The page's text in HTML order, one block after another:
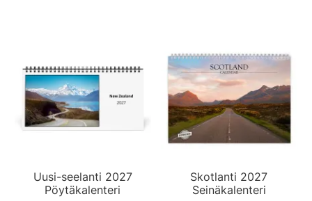
Uusi-seelanti 2027
Pöytäkalenteri
Skotlanti 2027
Seinäkalenteri